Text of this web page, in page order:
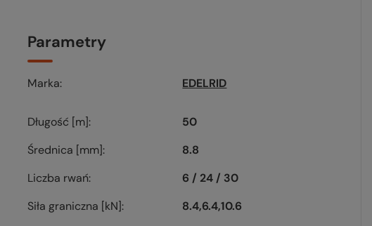
Parametry
Marka EDELRID
Długość [m]
50
Średnica [mm]
8.8
Liczba rwań
6 / 24 / 30
Siła graniczna [kN]
8.4 6.410.6